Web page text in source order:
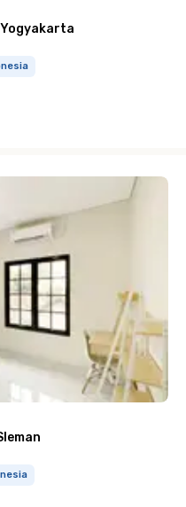
Yogyakarta